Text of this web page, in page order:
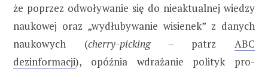
że poprzez odwoływanie się do nieaktualnej wiedzy
naukowej oraz „wydłubywanie wisienek” z danych
naukowych (cherry-picking– patrz ABC
dezinformacji), opóźnia wdrażanie polityk pro-